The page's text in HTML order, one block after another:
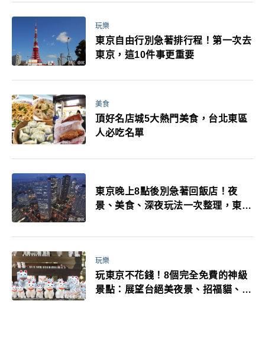
玩樂
東京自由行別急著排行程！第一次去
東京，這10件事更重要
美食
頂好名店城5大熱門美食，台北東區
人必吃名單
東京晚上8點後別急著回飯店！夜
景、美食、深夜玩法一次整理，東京
玩樂
玩東京不花錢！8個完全免費的神級
景點：展望台絕美夜景、招福貓、皇